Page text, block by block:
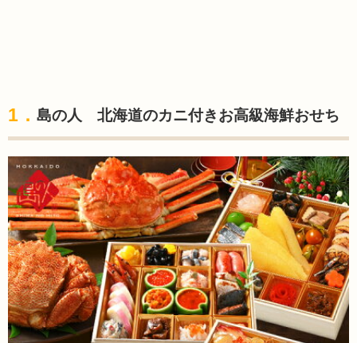
1． 島の人 北海道のカニ付きお高級海鮮おせち